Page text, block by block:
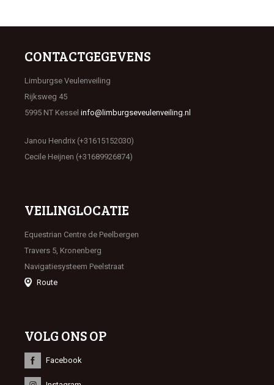
CONTACTGEGEVENS
Limburgse Veulenveiling
Rijksweg 45
5995 NT Kessel info@limburgseveulenveiling.nl
Janou Hendrix (+31615152030)
Cecile Heijnen (+31689926874)
VEILINGLOCATIE
Equestrian Centre de Peelbergen
Travers 5, Kronenberg
Navigatiesysteem Peelstraat
Route
VOLG ONS OP
Facebook